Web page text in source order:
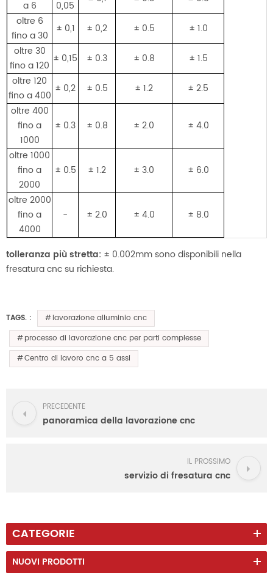
a 6 0,05
oltre 6
fino a 30
± 0,1 ± 0,2 ± 0.5
± 1.0
oltre 30
fino a 120
± 0,15 ± 0.3 ± 0.8
± 1.5
oltre 120
fino a 400
± 0,2 ± 0.5 ± 1.2
± 2.5
oltre 400
fino a
1000
± 0.3 ± 0.8 ± 2.0 ± 4.0
oltre 1000
fino a
2000
± 0.5 ± 1.2 ± 3.0 ± 6.0
oltre 2000
fino a
4000
- ± 2.0 ± 4.0 ± 8.0
tolleranza più stretta: ± 0.002mm sono disponibili nella
fresatura cnc su richiesta.
TAGS. :
lavorazione alluminio cnc
processo di lavorazione cnc per parti complesse
Centro di lavoro cnc a 5 assi
PRECEDENTE
panoramica della lavorazione cnc
IL PROSSIMO
servizio di fresatura cnc
CATEGORIE
NUOVI PRODOTTI